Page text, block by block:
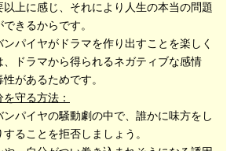
上に感じ、それにより人生の本当の問題
きるからです。
ンパイヤがドラマを作り出すことを楽しく
ドラマから得られるネガティブな感情
があるためです。
守る方法：
ンパイヤの騒動劇の中で、誰かに味方をし
ることを拒否しましょう。